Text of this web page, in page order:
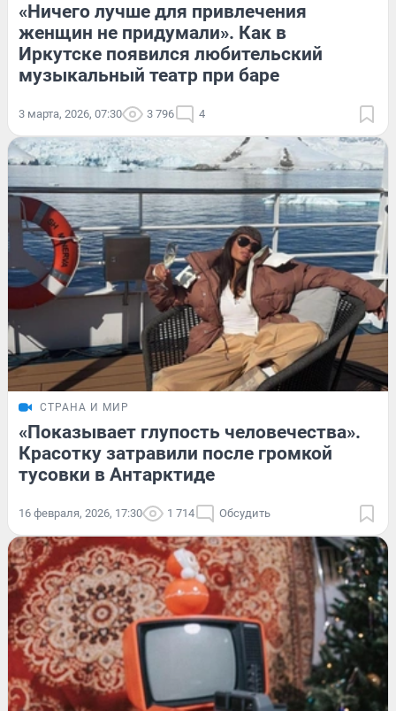
«Ничего лучше для привлечения
женщин не придумали». Как в
Иркутске появился любительский
музыкальный театр при баре
3 марта, 2026, 07:30 3 796 4
СТРАНА И МИР
«Показывает глупость человечества».
Красотку затравили после громкой
тусовки в Антарктиде
16 февраля, 2026, 17:30 1 714 Обсудить